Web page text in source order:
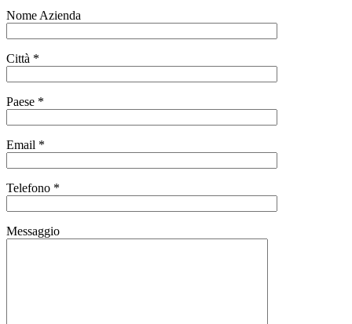
Nome Azienda
Città *
Paese *
Email *
Telefono *
Messaggio